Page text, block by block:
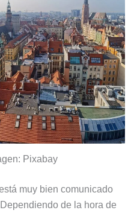
Pixabay
muy bien comunicado
de la hora de